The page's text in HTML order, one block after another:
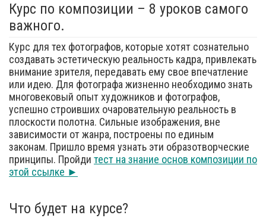
Курс по композиции – 8 уроков самого
важного.
Курс для тех фотографов, которые хотят сознательно
создавать эстетическую реальность кадра, привлекать
внимание зрителя, передавать ему свое впечатление
или идею. Для фотографа жизненно необходимо знать
многовековый опыт художников и фотографов,
успешно строивших очаровательную реальность в
плоскости полотна. Сильные изображения, вне
зависимости от жанра, построены по единым
законам. Пришло время узнать эти образотворческие
принципы. Пройди тест на знание основ композиции по
этой ссылке ►
Что будет на курсе?